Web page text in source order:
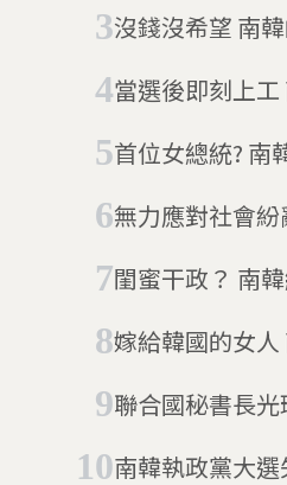
沒錢
當選後即刻上工 南韓選出新總統文在
首位女總統? 南韓總統大選明日見分
無力應對社會紛亂 南韓總統遭批
閨蜜干政？ 南
嫁給韓國的女人 南韓首位女總統朴槿
聯合國秘書長光環不再 潘
南韓執政黨大選失利 朴槿惠